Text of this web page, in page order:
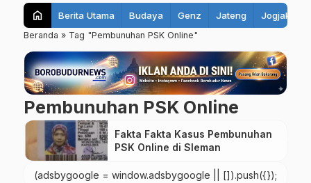
home Berita Utama Budaya Genz Jateng Jogjakarta
Beranda » Tag "Pembunuhan PSK Online"
Pembunuhan PSK Online
Fakta Fakta Kasus Pembunuhan
PSK Online di Sleman
(adsbygoogle = window.adsbygoogle || []).push({});